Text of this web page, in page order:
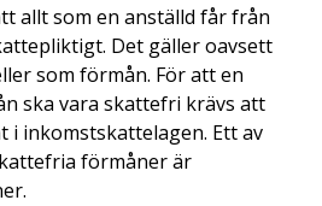
allt som en anställd får från
Det gäller oavsett
som förmån. För att en
ska vara skattefri krävs att
i inkomstskattelagen. Ett av
förmåner är